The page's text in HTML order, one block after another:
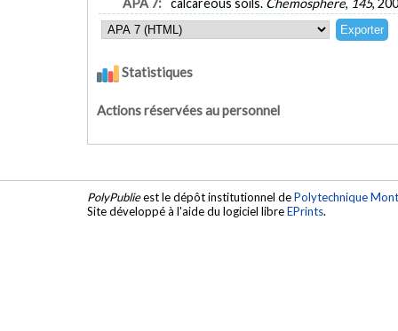
APA 7: calcareous soils. Chemosphere, 145,
Statistiques
Actions réservées au personnel
PolyPublieest le dépôt institutionnel dePolytechnique
Site développé à l'aide du logiciel libreEPrints.